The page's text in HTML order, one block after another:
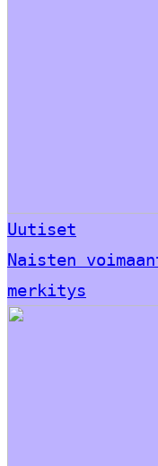
Uutiset
Naisten
merkitys